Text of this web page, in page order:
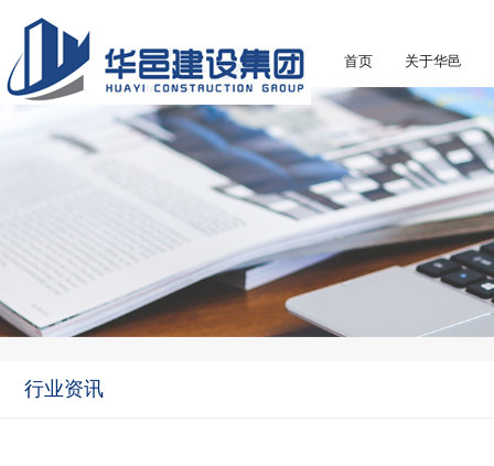
首页 关于华邑
行业资讯